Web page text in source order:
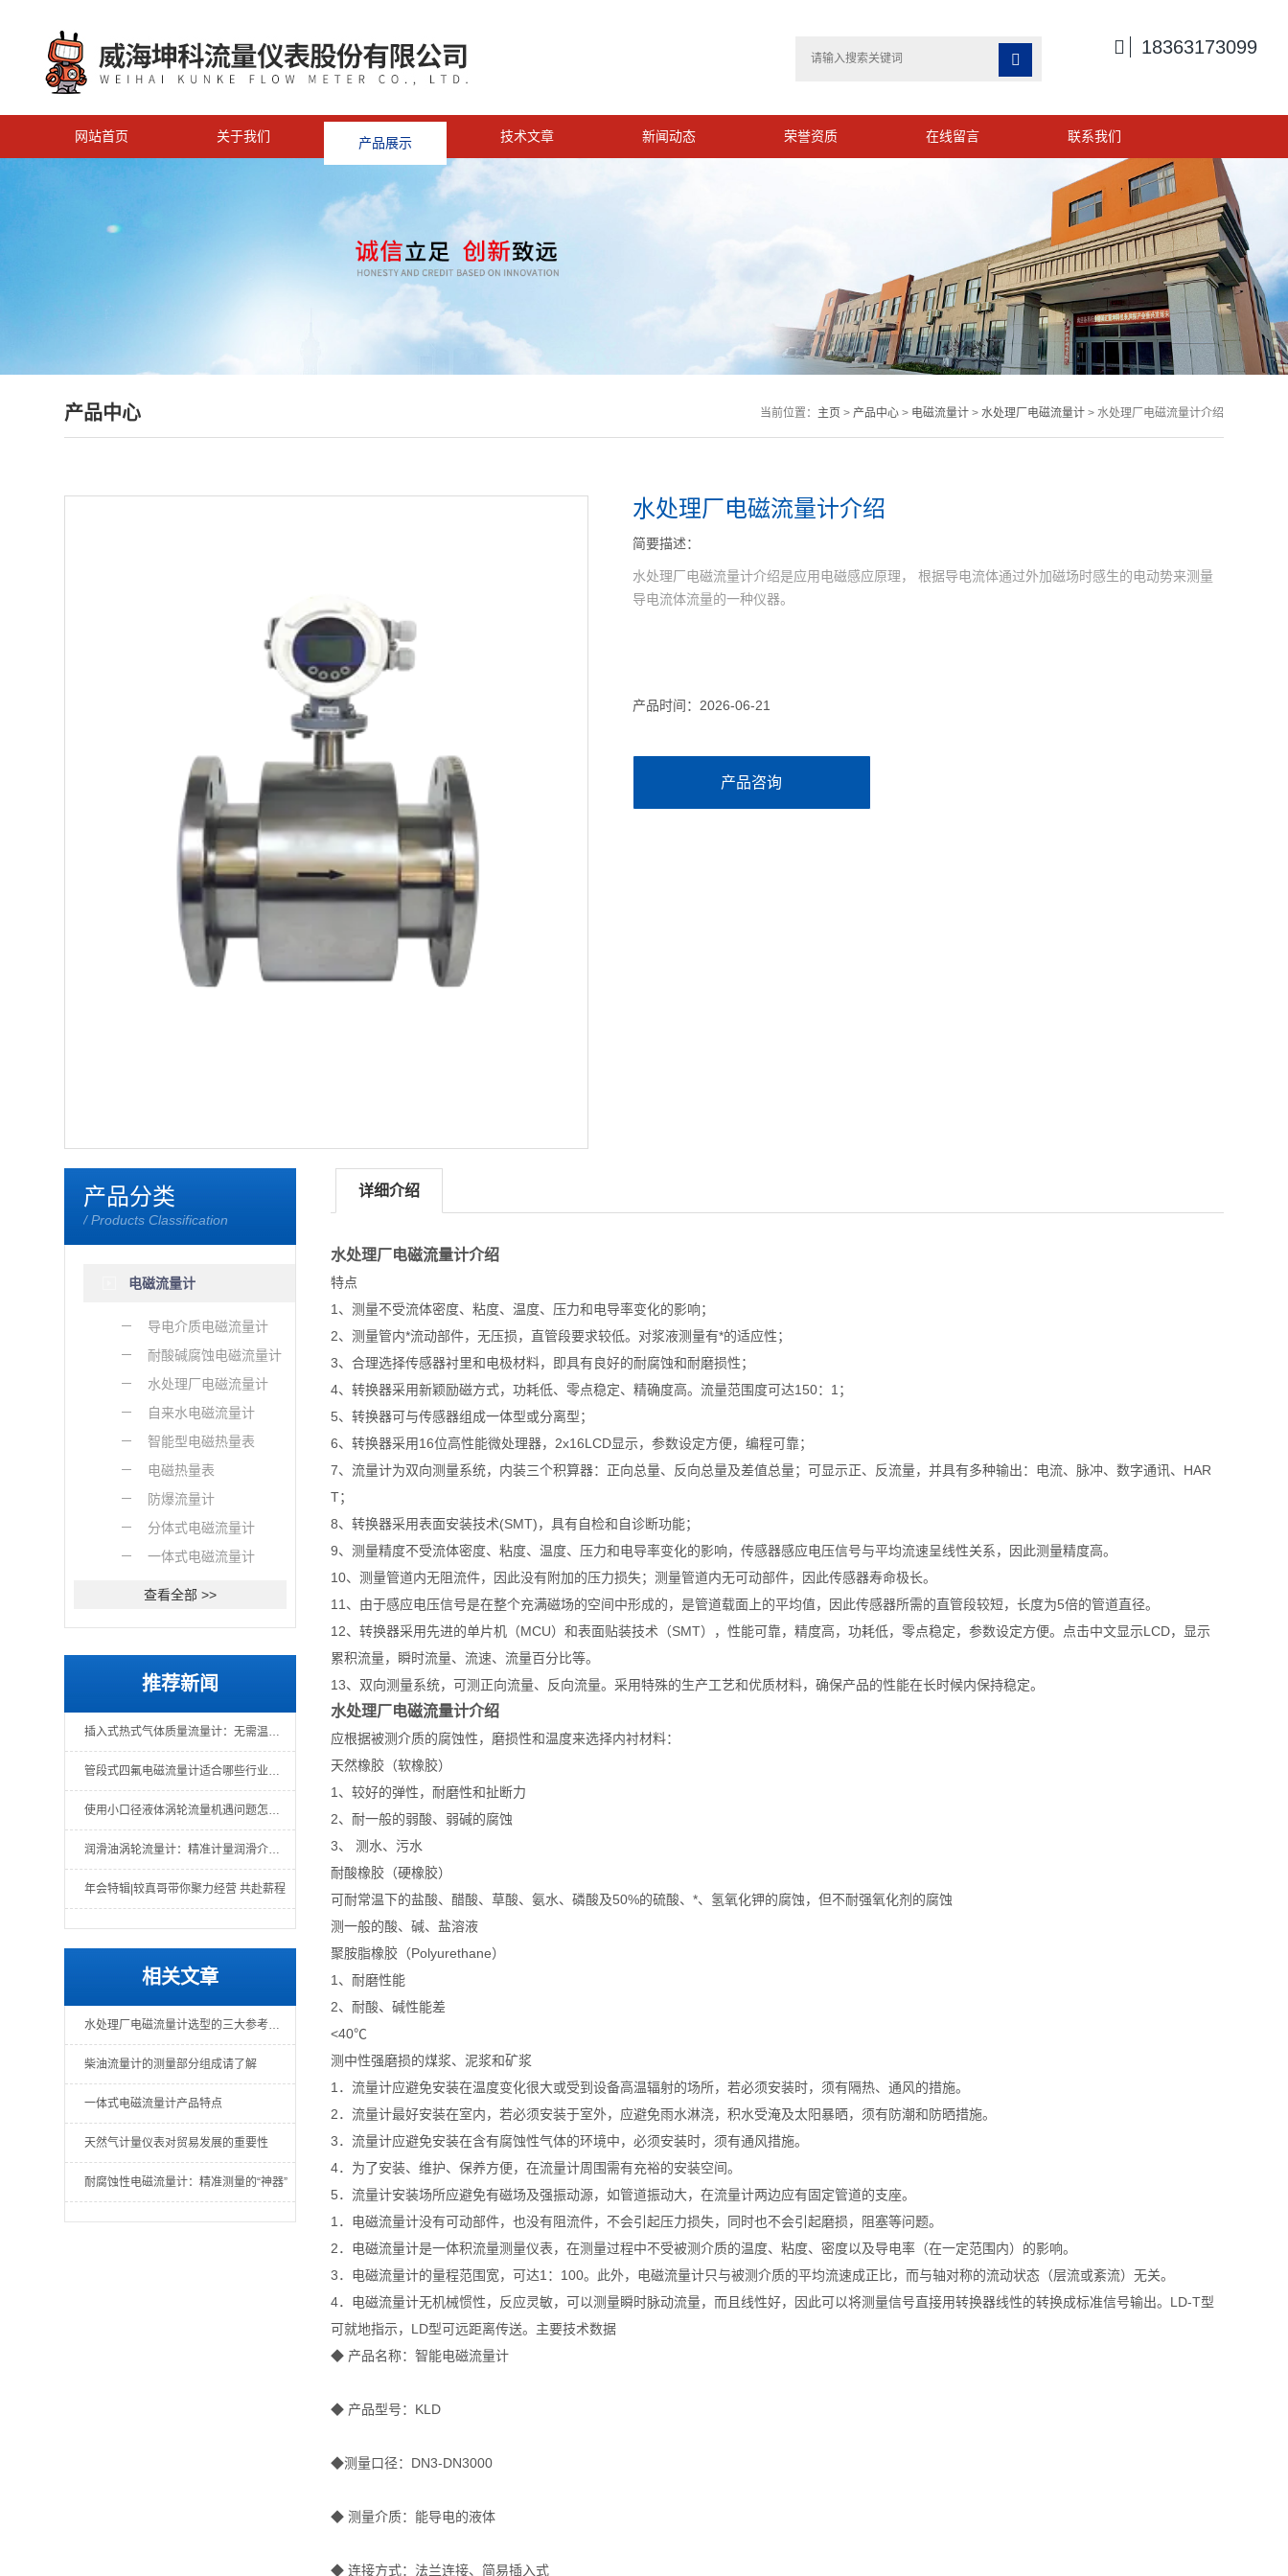

 18363173099
网站首页 关于我们 产品展示 技术文章 新闻动态 荣誉资质 在线留言 联系我们
产品中心 当前位置： 主页 > 产品中心> 电磁流量计> 水处理厂电磁流量计> 水处理厂电磁流量计介绍
水处理厂电磁流量计介绍
简要描述：
水处理厂电磁流量计介绍是应用电磁感应原理， 根据导电流体通过外加磁场时感生的电动势来测量
导电流体流量的一种仪器。
产品时间：2026-06-21
产品咨询
产品分类
/ Products Classification
电磁流量计
导电介质电磁流量计
耐酸碱腐蚀电磁流量计
水处理厂电磁流量计
自来水电磁流量计
智能型电磁热量表
电磁热量表
防爆流量计
分体式电磁流量计
一体式电磁流量计
查看全部 >>
推荐新闻
插入式热式气体质量流量计：无需温压补偿的直接质量测量
管段式四氟电磁流量计适合哪些行业场景？
使用小口径液体涡轮流量机遇问题怎么办？一文教你解决
润滑油涡轮流量计：精准计量润滑介质的关键仪表
年会特辑|较真哥带你聚力经营 共赴薪程
相关文章
水处理厂电磁流量计选型的三大参考因素
柴油流量计的测量部分组成请了解
一体式电磁流量计产品特点
天然气计量仪表对贸易发展的重要性
耐腐蚀性电磁流量计：精准测量的“神器”
详细介绍
水处理厂电磁流量计介绍
特点
1、测量不受流体密度、粘度、温度、压力和电导率变化的影响；
2、测量管内*流动部件，无压损，直管段要求较低。对浆液测量有*的适应性；
3、合理选择传感器衬里和电极材料，即具有良好的耐腐蚀和耐磨损性；
4、转换器采用新颖励磁方式，功耗低、零点稳定、精确度高。流量范围度可达150：1；
5、转换器可与传感器组成一体型或分离型；
6、转换器采用16位高性能微处理器，2x16LCD显示，参数设定方便，编程可靠；
7、流量计为双向测量系统，内装三个积算器：正向总量、反向总量及差值总量；可显示正、反流量，并具有多种输出：电流、脉冲、数字通讯、HAR
T；
8、转换器采用表面安装技术(SMT)，具有自检和自诊断功能；
9、测量精度不受流体密度、粘度、温度、压力和电导率变化的影响，传感器感应电压信号与平均流速呈线性关系，因此测量精度高。
10、测量管道内无阻流件，因此没有附加的压力损失；测量管道内无可动部件，因此传感器寿命极长。
11、由于感应电压信号是在整个充满磁场的空间中形成的，是管道载面上的平均值，因此传感器所需的直管段较短，长度为5倍的管道直径。
12、转换器采用先进的单片机（MCU）和表面贴装技术（SMT），性能可靠，精度高，功耗低，零点稳定，参数设定方便。点击中文显示LCD，显示
累积流量，瞬时流量、流速、流量百分比等。
13、双向测量系统，可测正向流量、反向流量。采用特殊的生产工艺和优质材料，确保产品的性能在长时候内保持稳定。
水处理厂电磁流量计介绍
应根据被测介质的腐蚀性，磨损性和温度来选择内衬材料：
天然橡胶（软橡胶）
1、较好的弹性，耐磨性和扯断力
2、耐一般的弱酸、弱碱的腐蚀
3、 测水、污水
耐酸橡胶（硬橡胶）
可耐常温下的盐酸、醋酸、草酸、氨水、磷酸及50%的硫酸、*、氢氧化钾的腐蚀，但不耐强氧化剂的腐蚀
测一般的酸、碱、盐溶液
聚胺脂橡胶（Polyurethane）
1、耐磨性能
2、耐酸、碱性能差
<40℃
测中性强磨损的煤浆、泥浆和矿浆
1．流量计应避免安装在温度变化很大或受到设备高温辐射的场所，若必须安装时，须有隔热、通风的措施。
2．流量计最好安装在室内，若必须安装于室外，应避免雨水淋浇，积水受淹及太阳暴晒，须有防潮和防晒措施。
3．流量计应避免安装在含有腐蚀性气体的环境中，必须安装时，须有通风措施。
4．为了安装、维护、保养方便，在流量计周围需有充裕的安装空间。
5．流量计安装场所应避免有磁场及强振动源，如管道振动大，在流量计两边应有固定管道的支座。
1．电磁流量计没有可动部件，也没有阻流件，不会引起压力损失，同时也不会引起磨损，阻塞等问题。
2．电磁流量计是一体积流量测量仪表，在测量过程中不受被测介质的温度、粘度、密度以及导电率（在一定范围内）的影响。
3．电磁流量计的量程范围宽，可达1：100。此外，电磁流量计只与被测介质的平均流速成正比，而与轴对称的流动状态（层流或紊流）无关。
4．电磁流量计无机械惯性，反应灵敏，可以测量瞬时脉动流量，而且线性好，因此可以将测量信号直接用转换器线性的转换成标准信号输出。LD-T型
可就地指示，LD型可远距离传送。主要技术数据
◆ 产品名称：智能电磁流量计
◆ 产品型号：KLD
◆测量口径：DN3-DN3000
◆ 测量介质：能导电的液体
◆ 连接方式：法兰连接、简易插入式